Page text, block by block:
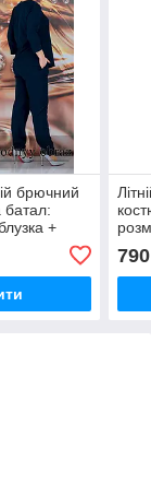
брючний
батал:
+
790